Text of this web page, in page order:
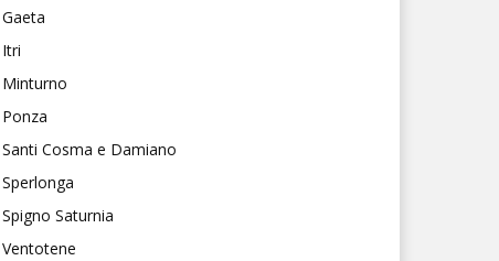
Gaeta
Itri
Minturno
Ponza
Santi Cosma e Damiano
Sperlonga
Spigno Saturnia
Ventotene